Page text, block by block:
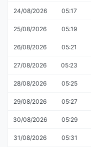
24/08/2026 05:17
25/08/2026 05:19
26/08/2026 05:21
27/08/2026 05:23
28/08/2026 05:25
29/08/2026 05:27
30/08/2026 05:29
31/08/2026 05:31